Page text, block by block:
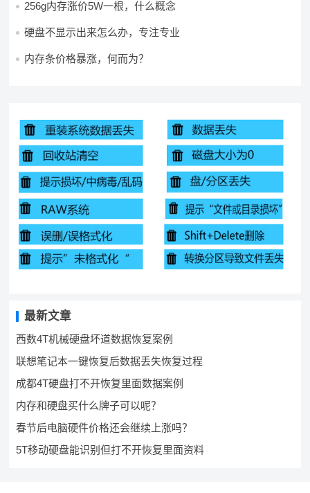
256g内存涨价5W一根，什么概念
硬盘不显示出来怎么办，专注专业
内存条价格暴涨，何而为？
最新文章
西数4T机械硬盘坏道数据恢复案例
联想笔记本一键恢复后数据丢失恢复过程
成都4T硬盘打不开恢复里面数据案例
内存和硬盘买什么牌子可以呢？
春节后电脑硬件价格还会继续上涨吗？
5T移动硬盘能识别但打不开恢复里面资料